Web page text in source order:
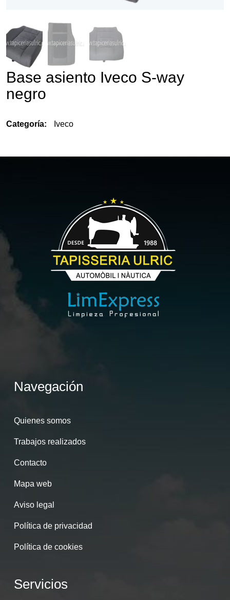
Base asiento Iveco S-way
negro
Categoría: Iveco
Navegación
Quienes somos
Trabajos realizados
Contacto
Mapa web
Aviso legal
Política de privacidad
Política de cookies
Servicios